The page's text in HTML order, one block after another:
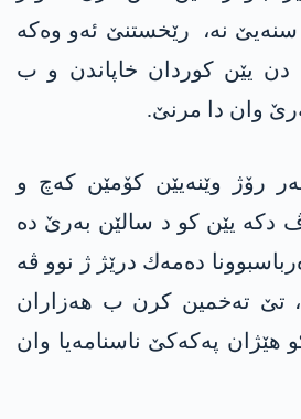
نه‌، رێخستنێ ئه‌و وه‌كه‌
یێن كوردان خاپاندن و ب
وان دا مرنێ.
رۆژ وێنه‌یێن كۆمێن كه‌چ و
دكه‌ یێن كو د سالێن به‌رێ ده‌
ده‌مه‌ك درێژ ژ نوو ڤه‌
تێ ته‌خمین كرن ب هه‌زاران
هێژان په‌كه‌كێ ناسنامه‌یا وان